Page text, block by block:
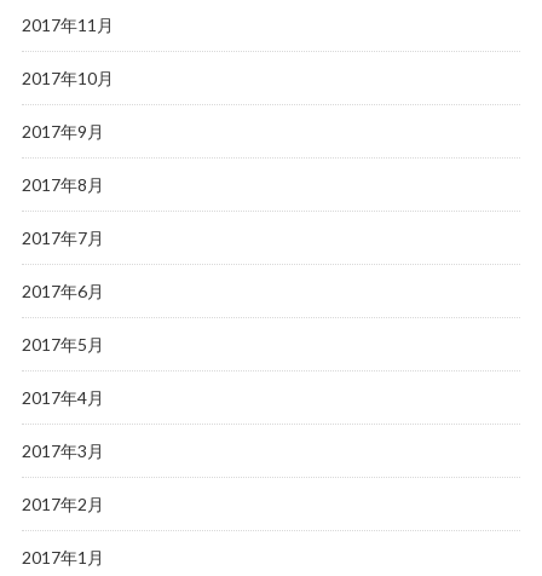
2017年11月
2017年10月
2017年9月
2017年8月
2017年7月
2017年6月
2017年5月
2017年4月
2017年3月
2017年2月
2017年1月